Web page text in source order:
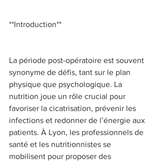
**Introduction**
La période post-opératoire est souvent
synonyme de défis, tant sur le plan
physique que psychologique. La
nutrition joue un rôle crucial pour
favoriser la cicatrisation, prévenir les
infections et redonner de l’énergie aux
patients. À Lyon, les professionnels de
santé et les nutritionnistes se
mobilisent pour proposer des